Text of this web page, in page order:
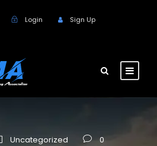
Login Sign Up
Uncategorized 0